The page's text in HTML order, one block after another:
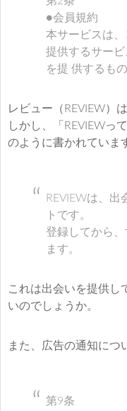
●会員規約
本サービスは
提供するサー
を提 供するも
レビュー（REVIEW）
しかし、「REVIEWっ
のように書かれていま
REVIEWは、出
トです。
登録してから
ます。
これは出会いを提供し
いのでしょうか。
また、広告の通知につ
第9条